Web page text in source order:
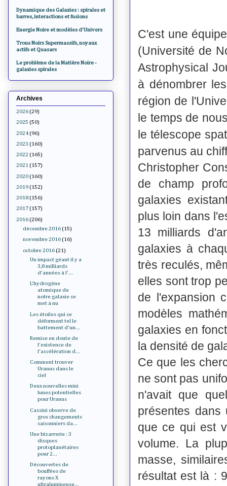
C'est une
(Université de
Astrophysical
à dénombrer
région de
le temps de
le télescope
parvenus au
Christopher
de champ
galaxies
plus loin dans
13 milliards
galaxies à
très reculés,
elles sont trop
de l'expansion
modèles
galaxies en
la densité de
Ce que les
ne sont pas
n'avait que
présentes
que ce qui est
volume. La
masse,
résultat est là :
Dynamique des Galaxies : spirales et
barres, interactions et fusions
Energie Noire et modèles d'Univers
Trous Noirs Supermassifs, noyaux
actifs et Quasars
Le problème de la Matière Noire -
galaxies spirales
Archives
2026 (29)
2025 (50)
2024 (96)
2023 (160)
2022 (165)
2021 (157)
2020 (160)
2019 (152)
2018 (156)
2017 (157)
2016 (206)
décembre 2016 (15)
novembre 2016 (16)
octobre 2016 (21)
Un impact géant il y a
3,8 milliards
d'années à l'...
L'hydrogène
atomique de
notre galaxie se
met à nu
Les étoiles qui se
déforment tel le
battement d'un...
Remise en doute de
l'existence de
l'accélération d...
Comment trouver
Uranus dans le
ciel
Deux nouvelles mini
lunes potentielles
pour Uranus
Cassini observe de
gros changements
saisonniers da...
Une bizarrerie : 3
disques
protoplanétaires
pour 2...
Découvertes de
bouffées de
rayons X
ultralumineuse...